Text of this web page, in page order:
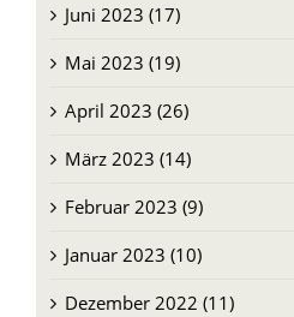
Juni 2023 (17)
Mai 2023 (19)
April 2023 (26)
März 2023 (14)
Februar 2023 (9)
Januar 2023 (10)
Dezember 2022 (11)